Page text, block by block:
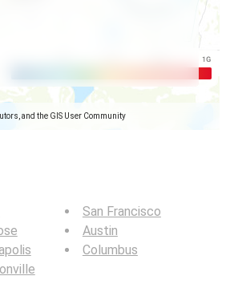
and the GIS User Community
San Francisco
Austin
Columbus